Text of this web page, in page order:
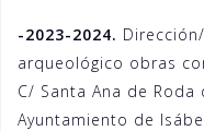
-2023-2024.
arqueológico obras
C/ Santa Ana de Roda
Ayuntamiento de